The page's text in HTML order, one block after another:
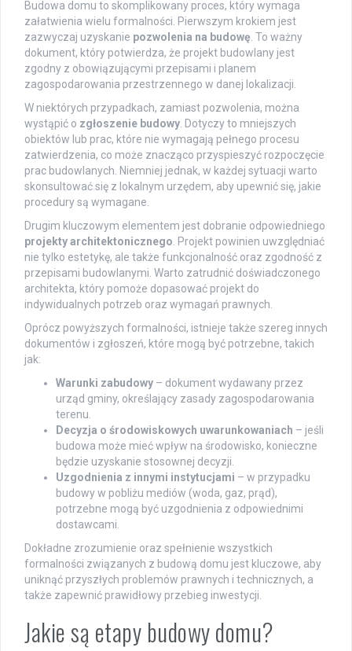
Budowa domu to skomplikowany proces, który wymaga
załatwienia wielu formalności. Pierwszym krokiem jest
zazwyczaj uzyskanie pozwolenia na budowę . To ważny
dokument, który potwierdza, że projekt budowlany jest
zgodny z obowiązującymi przepisami i planem
zagospodarowania przestrzennego w danej lokalizacji.
W niektórych przypadkach, zamiast pozwolenia, można
wystąpić o zgłoszenie budowy . Dotyczy to mniejszych
obiektów lub prac, które nie wymagają pełnego procesu
zatwierdzenia, co może znacząco przyspieszyć rozpoczęcie
prac budowlanych. Niemniej jednak, w każdej sytuacji warto
skonsultować się z lokalnym urzędem, aby upewnić się, jakie
procedury są wymagane.
Drugim kluczowym elementem jest dobranie odpowiedniego
projekty architektonicznego . Projekt powinien uwzględniać
nie tylko estetykę, ale także funkcjonalność oraz zgodność z
przepisami budowlanymi. Warto zatrudnić doświadczonego
architekta, który pomoże dopasować projekt do
indywidualnych potrzeb oraz wymagań prawnych.
Oprócz powyższych formalności, istnieje także szereg innych
dokumentów i zgłoszeń, które mogą być potrzebne, takich
jak:
Warunki zabudowy – dokument wydawany przez
urząd gminy, określający zasady zagospodarowania
terenu.
Decyzja o środowiskowych uwarunkowaniach – jeśli
budowa może mieć wpływ na środowisko, konieczne
będzie uzyskanie stosownej decyzji.
Uzgodnienia z innymi instytucjami – w przypadku
budowy w pobliżu mediów (woda, gaz, prąd),
potrzebne mogą być uzgodnienia z odpowiednimi
dostawcami.
Dokładne zrozumienie oraz spełnienie wszystkich
formalności związanych z budową domu jest kluczowe, aby
uniknąć przyszłych problemów prawnych i technicznych, a
także zapewnić prawidłowy przebieg inwestycji.
Jakie są etapy budowy domu?